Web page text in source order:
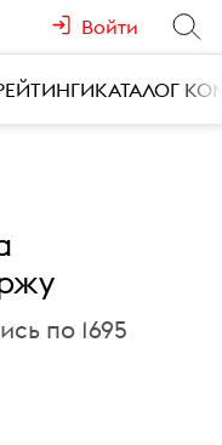
Войти
КАТАЛОГ
по 1695